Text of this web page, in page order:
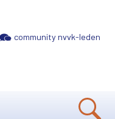
community nvvk-leden